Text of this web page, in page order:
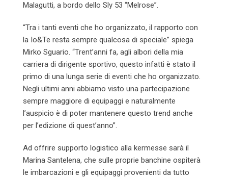
Malagutti, a bordo dello Sly 53 “Melrose”.
“Tra i tanti eventi che ho organizzato, il rapporto con
la Io&Te resta sempre qualcosa di speciale” spiega
Mirko Sguario. “Trent’anni fa, agli albori della mia
carriera di dirigente sportivo, questo infatti è stato il
primo di una lunga serie di eventi che ho organizzato.
Negli ultimi anni abbiamo visto una partecipazione
sempre maggiore di equipaggi e naturalmente
l’auspicio è di poter mantenere questo trend anche
per l’edizione di quest’anno”.
Ad offrire supporto logistico alla kermesse sarà il
Marina Santelena, che sulle proprie banchine ospiterà
le imbarcazioni e gli equipaggi provenienti da tutto